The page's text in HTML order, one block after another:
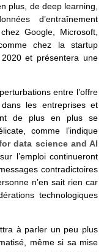
plus, de deep learning,
d’entraînement
Google, Microsoft,
chez la startup
et présentera une
entre l’offre
les entreprises et
de plus en plus se
comme l’indique
data science and AI
l’emploi continueront
contradictoires
n’en sait rien car
technologiques
à parler un peu plus
même si sa mise